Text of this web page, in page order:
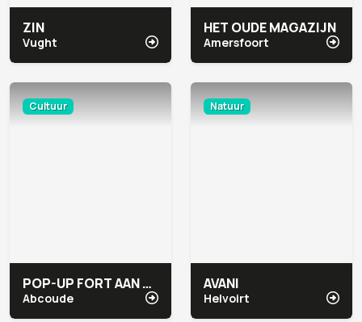
ZIN
Vught
HET OUDE MAGAZIJN
Amersfoort
Cultuur
POP-UP FORT AAN DE WINKEL
Abcoude
Natuur
AVANI
Helvoirt